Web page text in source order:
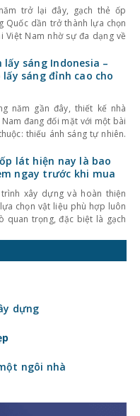
trở lại đây, gạch thẻ ốp
Quốc dần trở thành lựa chọn
Việt Nam nhờ sự đa dạng về
chất lượng sản phẩm cũng
được cải thiện, đáp ứng tốt
lấy sáng Indonesia –
lấy sáng đỉnh cao cho
năm gần đây, thiết kế nhà
đang đối mặt với một bài
thiếu ánh sáng tự nhiên.
các công trình xung quanh,
gian trở nên bí bách và phụ
lát hiện nay là bao
ngay trước khi mua
xây dựng và hoàn thiện
chọn vật liệu phù hợp luôn
quan trọng, đặc biệt là gạch
lát hiện nay còn quyết định
tổng chi phí công trình. Vậy
dựng
ngôi nhà